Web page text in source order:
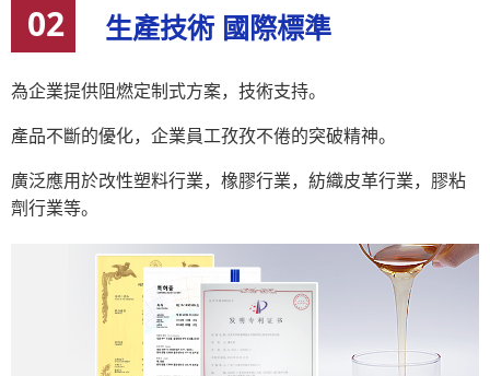
02 生產技術 國際標準
為企業提供阻燃定制式方案，技術支持。
產品不斷的優化，企業員工孜孜不倦的突破精神。
廣泛應用於改性塑料行業，橡膠行業，紡織皮革行業，膠粘
劑行業等。